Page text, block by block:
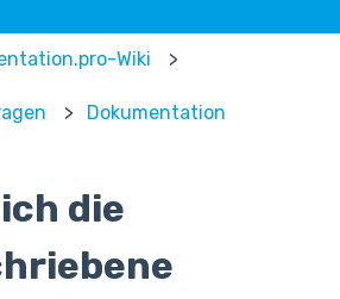
Wiki
Dokumentation
die